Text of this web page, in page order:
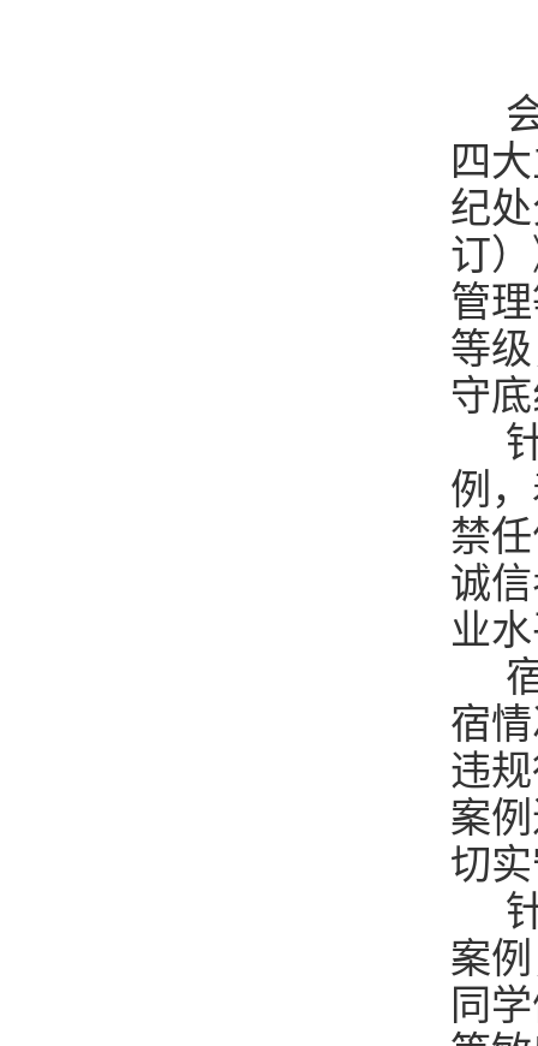
四
纪
订
管
等
守
例
禁
诚
业
宿
违
案
切
案
同